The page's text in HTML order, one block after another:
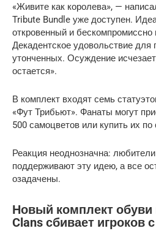
«Живите как королева», —
Tribute Bundle уже доступен.
откровенный и бескомпромиссно
Декадентское удовольствие для
утонченных. Осуждение
остается».
В комплект входят семь
«Фут Трибьют». Фанаты могут
500 самоцветов или купить их по
Реакция неоднозначна:
поддерживают эту идею, а все
озадачены.
Новый комплект обуви
Clans сбивает игроков